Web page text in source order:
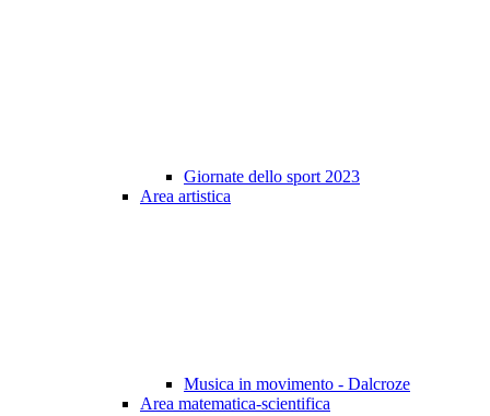
Giornate dello sport 2023
Area artistica
Musica in movimento - Dalcroze
Area matematica-scientifica